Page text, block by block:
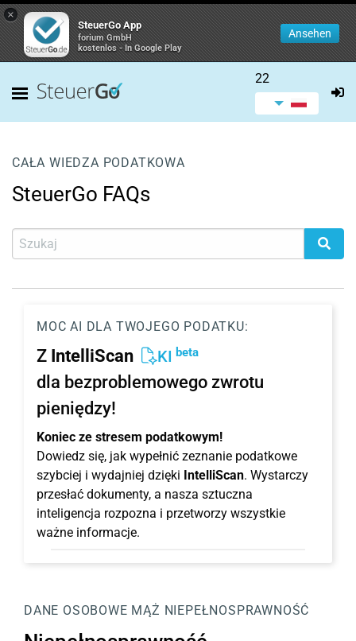
×
SteuerGo App
forium GmbH
kostenlos - In Google Play
Ansehen
22
CAŁA WIEDZA PODATKOWA
SteuerGo FAQs
MOC AI DLA TWOJEGO PODATKU:
Z IntelliScan KI beta
dla bezproblemowego zwrotu
pieniędzy!
Koniec ze stresem podatkowym!
Dowiedz się, jak wypełnić zeznanie podatkowe
szybciej i wydajniej dzięki IntelliScan. Wystarczy
przesłać dokumenty, a nasza sztuczna
inteligencja rozpozna i przetworzy wszystkie
ważne informacje.
DANE OSOBOWE MĄŻ NIEPEŁNOSPRAWNOŚĆ